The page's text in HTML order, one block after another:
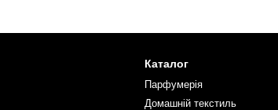
Каталог
Парфумерія
Домашній текстиль